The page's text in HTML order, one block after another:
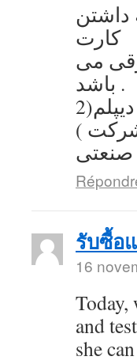
داشتن
کارت
می
باشد .
รับซื้อ
16
and
she